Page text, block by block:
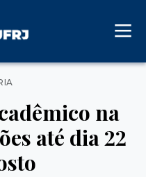
na
até dia 22